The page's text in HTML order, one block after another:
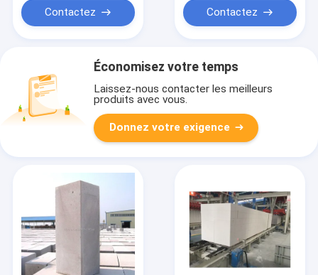
Contactez Contactez
Économisez votre temps
Laissez-nous contacter les meilleurs
produits avec vous.
Donnez votre exigence